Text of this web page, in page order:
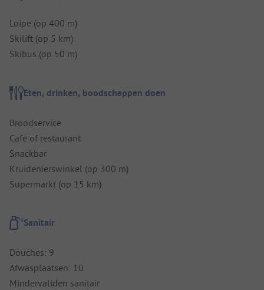
Loipe (op 400 m)
Skilift (op 5 km)
Skibus (op 50 m)
Eten, drinken, boodschappen doen
Broodservice
Cafe of restaurant
Snackbar
Kruidenierswinkel (op 300 m)
Supermarkt (op 15 km)
Sanitair
Douches: 9
Afwasplaatsen: 10
Mindervaliden sanitair